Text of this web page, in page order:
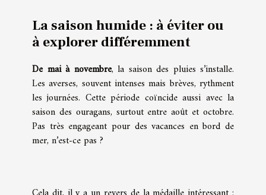
La saison humide : à éviter ou
à explorer différemment
De mai à novembre, la saison des pluies s’installe.
Les averses, souvent intenses mais brèves, rythment
les journées. Cette période coïncide aussi avec la
saison des ouragans, surtout entre août et octobre.
Pas très engageant pour des vacances en bord de
mer, n’est-ce pas ?